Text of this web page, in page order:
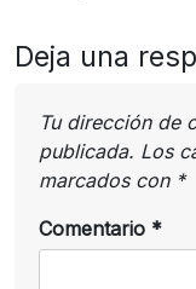
Deja una
Tu dirección de
publicada. Los
marcados con *
Comentario *